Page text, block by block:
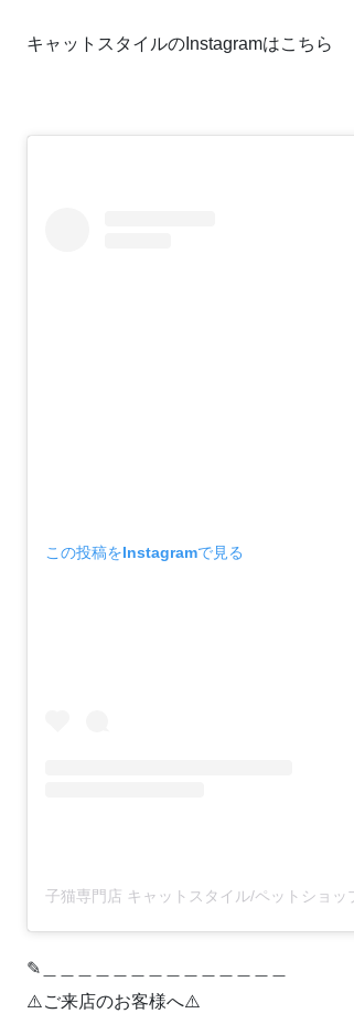
キャットスタイルのInstagramはこちら
この投稿をInstagramで見る
✎︎＿＿＿＿＿＿＿＿＿＿＿＿＿＿
⚠️ご来店のお客様へ⚠️